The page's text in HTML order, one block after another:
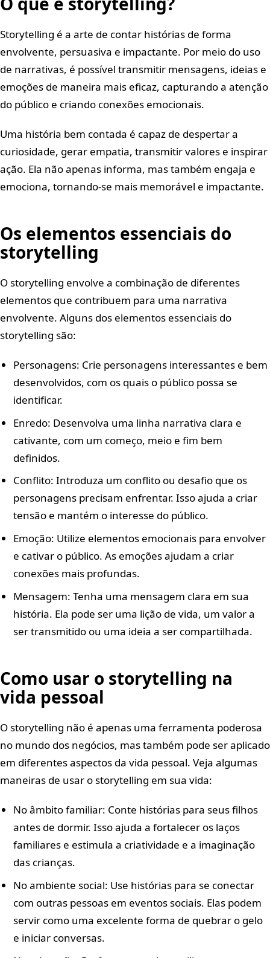
Storytelling é a arte de contar histórias de forma
envolvente, persuasiva e impactante. Por meio do uso
de narrativas, é possível transmitir mensagens, ideias e
emoções de maneira mais eficaz, capturando a atenção
do público e criando conexões emocionais.
Uma história bem contada é capaz de despertar a
curiosidade, gerar empatia, transmitir valores e inspirar
ação. Ela não apenas informa, mas também engaja e
emociona, tornando-se mais memorável e impactante.
Os elementos essenciais do
storytelling
O storytelling envolve a combinação de diferentes
elementos que contribuem para uma narrativa
envolvente. Alguns dos elementos essenciais do
storytelling são:
Personagens: Crie personagens interessantes e bem
desenvolvidos, com os quais o público possa se
identificar.
Enredo: Desenvolva uma linha narrativa clara e
cativante, com um começo, meio e fim bem
definidos.
Conflito: Introduza um conflito ou desafio que os
personagens precisam enfrentar. Isso ajuda a criar
tensão e mantém o interesse do público.
Emoção: Utilize elementos emocionais para envolver
e cativar o público. As emoções ajudam a criar
conexões mais profundas.
Mensagem: Tenha uma mensagem clara em sua
história. Ela pode ser uma lição de vida, um valor a
ser transmitido ou uma ideia a ser compartilhada.
Como usar o storytelling na
vida pessoal
O storytelling não é apenas uma ferramenta poderosa
no mundo dos negócios, mas também pode ser aplicado
em diferentes aspectos da vida pessoal. Veja algumas
maneiras de usar o storytelling em sua vida:
No âmbito familiar: Conte histórias para seus filhos
antes de dormir. Isso ajuda a fortalecer os laços
familiares e estimula a criatividade e a imaginação
das crianças.
No ambiente social: Use histórias para se conectar
com outras pessoas em eventos sociais. Elas podem
servir como uma excelente forma de quebrar o gelo
e iniciar conversas.